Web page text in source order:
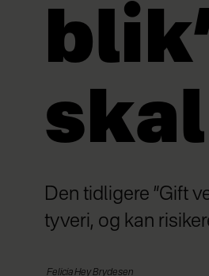
Den tidligere ”Gift
tyveri, og kan
Felicia Hey Brydesen